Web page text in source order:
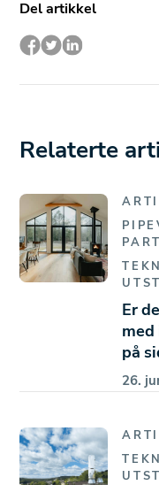
Del artikkel
Relaterte
Er
på
26.